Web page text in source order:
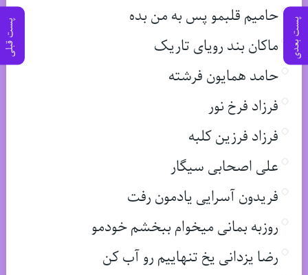
پست بعدی پست قبلی
حامیم قلبمو پس به من بده
ماکان بند رویای تاریک
حامد همایون فرشته
فرزاد فرخ نور
فرزاد فرزین کلبه
علی اصحابی سیگار
فریدون آسرایی یادمون رفت
روزبه بمانی میخوام ببخشم خودمو
رضا یزدانی یخ تنهاییم رو آب کن